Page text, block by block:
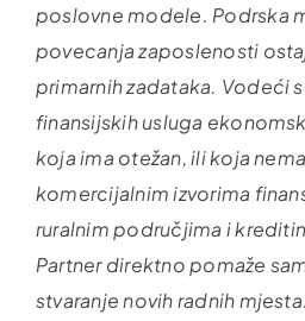
poslovne modele. Podrska
povecanja zaposlenosti
primarnih zadataka. Vodeći
finansijskih usluga
koja ima otežan, ili koja
komercijalnim izvorima
ruralnim područjima i
Partner direktno pomaže
stvaranje novih radnih